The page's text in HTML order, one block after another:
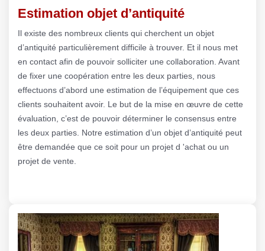
Estimation objet d’antiquité
Il existe des nombreux clients qui cherchent un objet
d’antiquité particulièrement difficile à trouver. Et il nous met
en contact afin de pouvoir solliciter une collaboration. Avant
de fixer une coopération entre les deux parties, nous
effectuons d’abord une estimation de l’équipement que ces
clients souhaitent avoir. Le but de la mise en œuvre de cette
évaluation, c’est de pouvoir déterminer le consensus entre
les deux parties. Notre estimation d’un objet d’antiquité peut
être demandée que ce soit pour un projet d 'achat ou un
projet de vente.